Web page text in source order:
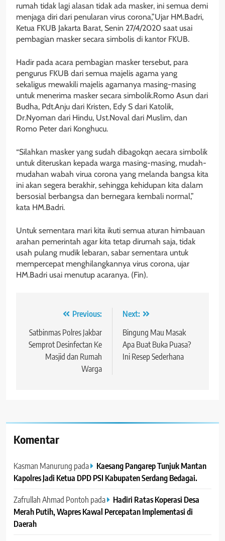
rumah tidak lagi alasan tidak ada masker, ini semua demi
menjaga diri dari penularan virus corona,”Ujar HM.Badri,
Ketua FKUB Jakarta Barat, Senin 27/4/2020 saat usai
pembagian masker secara simbolis di kantor FKUB.
Hadir pada acara pembagian masker tersebut, para
pengurus FKUB dari semua majelis agama yang
sekaligus mewakili majelis agamanya masing-masing
untuk menerima masker secara simbolik.Romo Asun dari
Budha, Pdt.Anju dari Kristen, Edy S dari Katolik,
Dr.Nyoman dari Hindu, Ust.Noval dari Muslim, dan
Romo Peter dari Konghucu.
“Silahkan masker yang sudah dibagokqn aecara simbolik
untuk diteruskan kepada warga masing-masing, mudah-
mudahan wabah virua corona yang melanda bangsa kita
ini akan segera berakhir, sehingga kehidupan kita dalam
bersosial berbangsa dan bernegara kembali normal,”
kata HM.Badri.
Untuk sementara mari kita ikuti semua aturan himbauan
arahan pemerintah agar kita tetap dirumah saja, tidak
usah pulang mudik lebaran, sabar sementara untuk
mempercepat menghilangkannya virus corona, ujar
HM.Badri usai menutup acaranya. (Fin).
Navigasi
pos
Previous:
Satbinmas Polres Jakbar
Semprot Desinfectan Ke
Masjid dan Rumah
Warga
Next:
Bingung Mau Masak
Apa Buat Buka Puasa?
Ini Resep Sederhana
Komentar
Kasman Manurung pada
Kaesang Pangarep Tunjuk Mantan
Kapolres Jadi Ketua DPD PSI Kabupaten Serdang Bedagai. ‎ ‎
Zafrullah Ahmad Pontoh pada
Hadiri Ratas Koperasi Desa
Merah Putih, Wapres Kawal Percepatan Implementasi di
Daerah